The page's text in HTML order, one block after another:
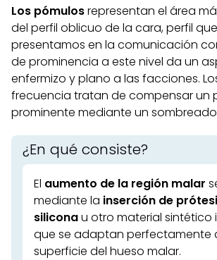
Otoplastia
Perfil facial
Hilos tensores
Ácido hialurónico
Los pómulosrepresentan el área
del perfil oblicuo de la cara, perfil
presentamos en la comunicación
de prominencia a este nivel da un
enfermizo y plano a las facciones.
frecuencia tratan de compensar un
prominente mediante un sombreado
¿En qué consiste?
El aumento de la región malar
mediante la inserción de
siliconau otro material sintético
que se adaptan perfectamente
superficie del hueso malar.